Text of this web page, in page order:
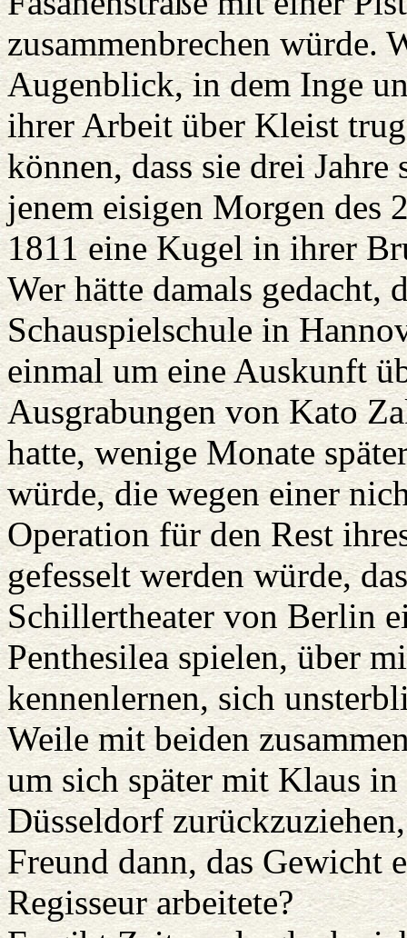
zusammenbrechen würde.
Augenblick, in dem Inge
ihrer Arbeit über Kleist
können, dass sie drei
jenem eisigen Morgen des
1811 eine Kugel in ihrer
Wer hätte damals gedacht,
Schauspielschule in
einmal um eine Auskunft
Ausgrabungen von Kato
hatte, wenige Monate
würde, die wegen einer
Operation für den Rest
gefesselt werden würde,
Schillertheater von Berlin
Penthesilea spielen, über
kennenlernen, sich
Weile mit beiden
um sich später mit Klaus
Düsseldorf
Freund dann, das Gewicht
Regisseur arbeitete?